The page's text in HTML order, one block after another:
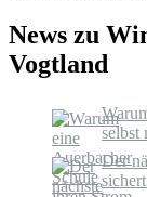
News zu
Vogtland
selbst
Der